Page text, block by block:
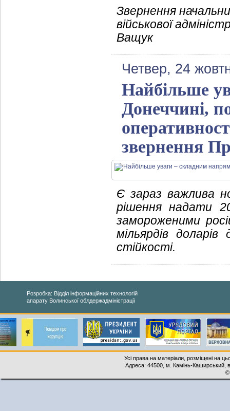
Звернення
військової
Ващук
Четвер, 24
Найбільше
Донеччині,
звернення
Є зараз важлива
рішення надати
замороженими
мільярдів
стійкості.
Розробка: Відділ інформаційних технологій
апарату Волинської облдержадміністрації
Усі права на матеріали, розміщені на
Адреса: 44500, м. Камінь-Каширський,
©